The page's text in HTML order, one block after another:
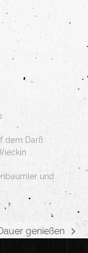
dem Darß:
und
genießen